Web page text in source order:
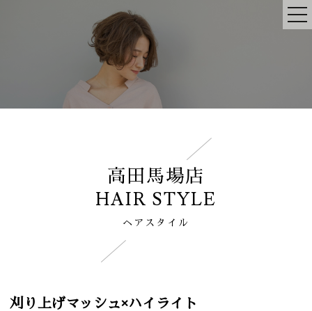
高田馬場店
HAIR STYLE
ヘアスタイル
刈り上げマッシュ×ハイライト